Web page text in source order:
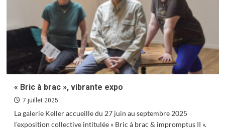
les
ingénieurs
biomédicaux
de
demain
« Bric à brac », vibrante expo
7 juillet 2025
La galerie Keller accueille du 27 juin au septembre 2025
l’exposition collective intitulée « Bric à brac & impromptus II ».